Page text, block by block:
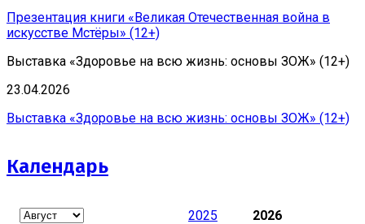
Презентация книги «Великая Отечественная война в
искусстве Мстёры» (12+)
Выставка «Здоровье на всю жизнь: основы ЗОЖ» (12+)
23.04.2026
Выставка «Здоровье на всю жизнь: основы ЗОЖ» (12+)
Календарь
2025 2026